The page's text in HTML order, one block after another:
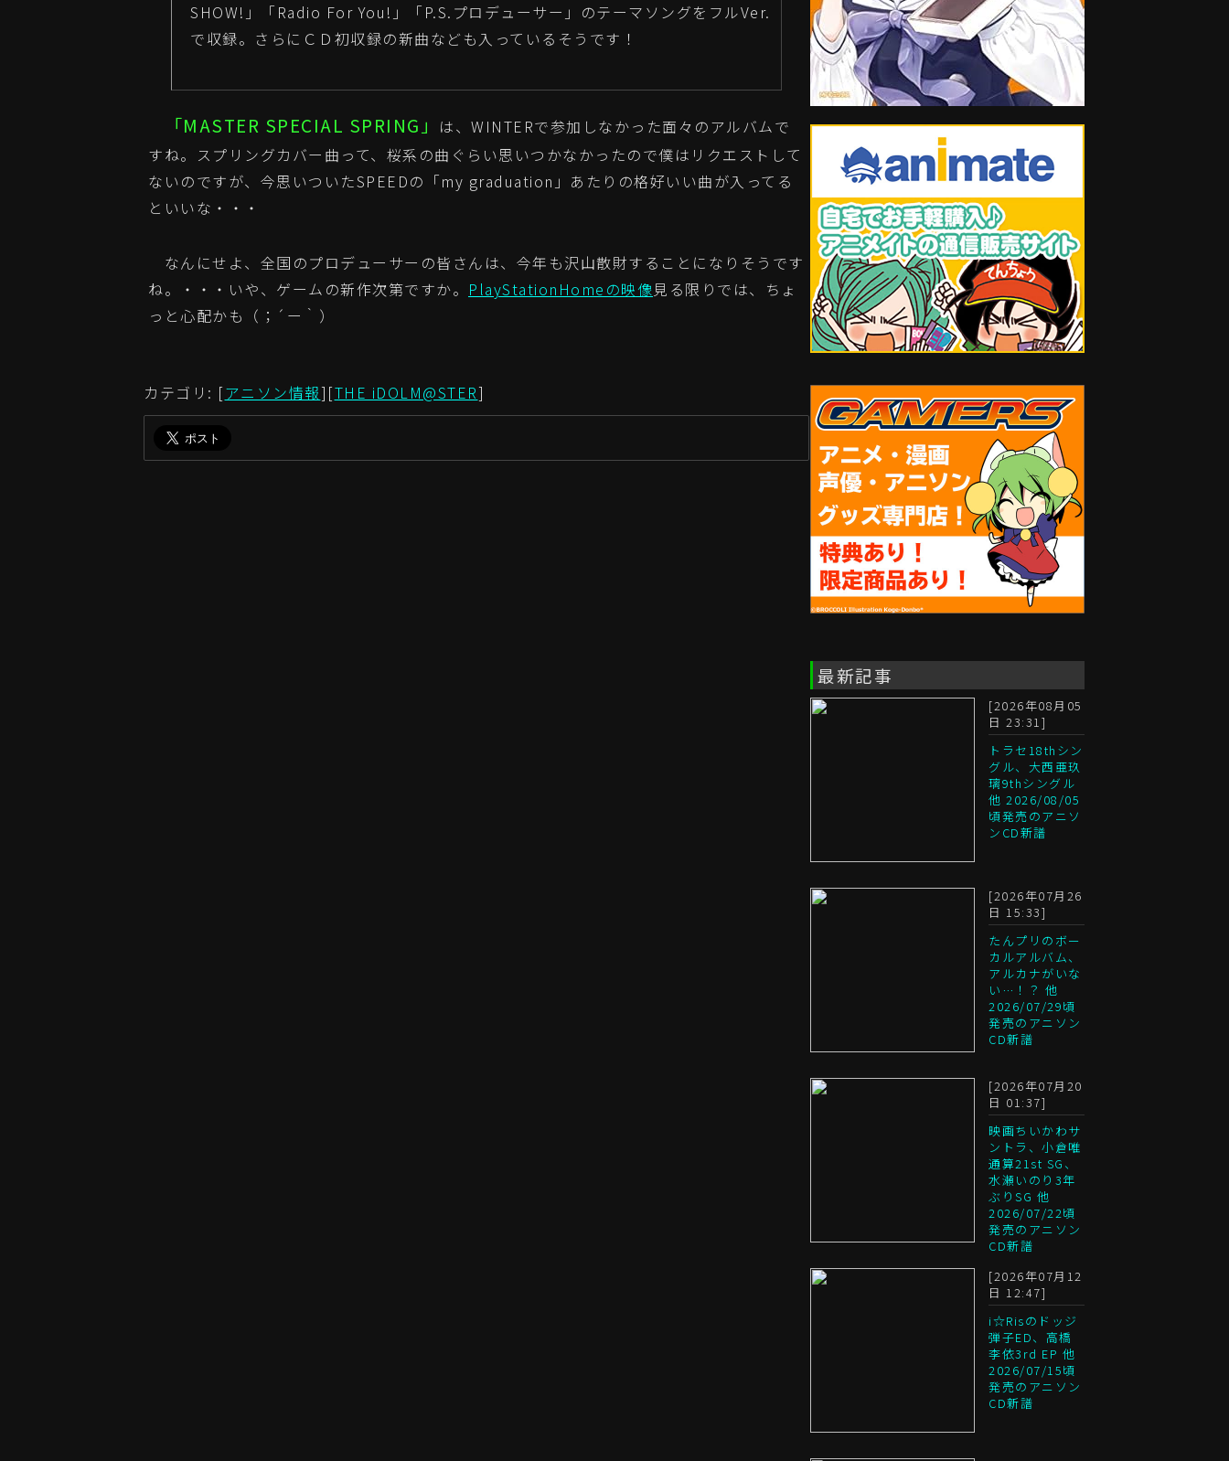
SHOW!」「Radio For You!」「P.S.プロデューサー」のテーマソングをフルVer.
で収録。さらにＣＤ初収録の新曲なども入っているそうです！
「MASTER SPECIAL SPRING」
は、WINTERで参加しなかった面々のアルバムで
すね。スプリングカバー曲って、桜系の曲ぐらい思いつかなかったので僕はリクエストして
ないのですが、今思いついたSPEEDの「my graduation」あたりの格好いい曲が入ってる
といいな・・・
なんにせよ、全国のプロデューサーの皆さんは、今年も沢山散財することになりそうです
ね。・・・いや、ゲームの新作次第ですか。 PlayStationHomeの映像見る限りでは、ちょ
っと心配かも（；´ー｀）
カテゴリ: [アニソン情報][THE iDOLM@STER]
最新記事
[2026年08月05
日 23:31]
トラセ18thシン
グル、大西亜玖
璃9thシングル
他 2026/08/05
頃発売のアニソ
ンCD新譜
[2026年07月26
日 15:33]
たんプリのボー
カルアルバム、
アルカナがいな
い…！？ 他
2026/07/29頃
発売のアニソン
CD新譜
[2026年07月20
日 01:37]
映画ちいかわサ
ントラ、小倉唯
通算21st SG、
水瀬いのり3年
ぶりSG 他
2026/07/22頃
発売のアニソン
CD新譜
[2026年07月12
日 12:47]
i☆Risのドッジ
弾子ED、高橋
李依3rd EP 他
2026/07/15頃
発売のアニソン
CD新譜